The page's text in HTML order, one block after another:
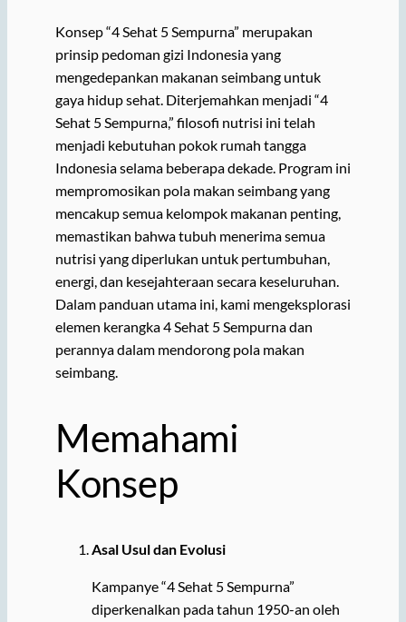
Konsep “4 Sehat 5 Sempurna” merupakan
prinsip pedoman gizi Indonesia yang
mengedepankan makanan seimbang untuk
gaya hidup sehat. Diterjemahkan menjadi “4
Sehat 5 Sempurna,” filosofi nutrisi ini telah
menjadi kebutuhan pokok rumah tangga
Indonesia selama beberapa dekade. Program ini
mempromosikan pola makan seimbang yang
mencakup semua kelompok makanan penting,
memastikan bahwa tubuh menerima semua
nutrisi yang diperlukan untuk pertumbuhan,
energi, dan kesejahteraan secara keseluruhan.
Dalam panduan utama ini, kami mengeksplorasi
elemen kerangka 4 Sehat 5 Sempurna dan
perannya dalam mendorong pola makan
seimbang.
Memahami
Konsep
Asal Usul dan Evolusi
Kampanye “4 Sehat 5 Sempurna”
diperkenalkan pada tahun 1950-an oleh